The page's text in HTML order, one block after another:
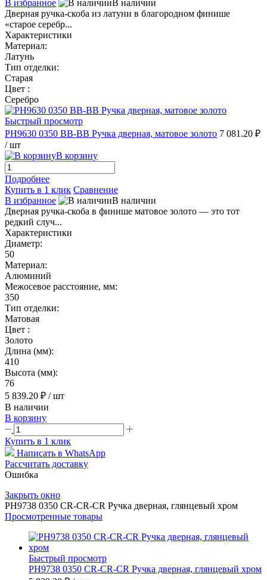
В избранное
В наличии
Дверная ручка-скоба из латуни в благородном финише
«старое серебр...
Характеристики
Материал:
Латунь
Тип отделки:
Старая
Цвет :
Серебро
Быстрый просмотр
PH9630 0350 BB-BB Ручка дверная, матовое золото 7 081.20 ₽
/ шт
В корзину
Подробнее
Купить в 1 клик Сравнение
В избранное
В наличии
Дверная ручка-скоба в финише матовое золото — это тот
редкий случ...
Характеристики
Диаметр:
50
Материал:
Алюминий
Межосевое расстояние, мм:
350
Тип отделки:
Матовая
Цвет :
Золото
Длина (мм):
410
Высота (мм):
76
5 839.20 ₽ / шт
В наличии
В корзину
Купить в 1 клик
Написать в WhatsApp
Рассчитать доставку
Ошибка
Закрыть окно
PH9738 0350 CR-CR-CR Ручка дверная, глянцевый хром
Просмотренные товары
Быстрый просмотр
PH9738 0350 CR-CR-CR Ручка дверная, глянцевый хром